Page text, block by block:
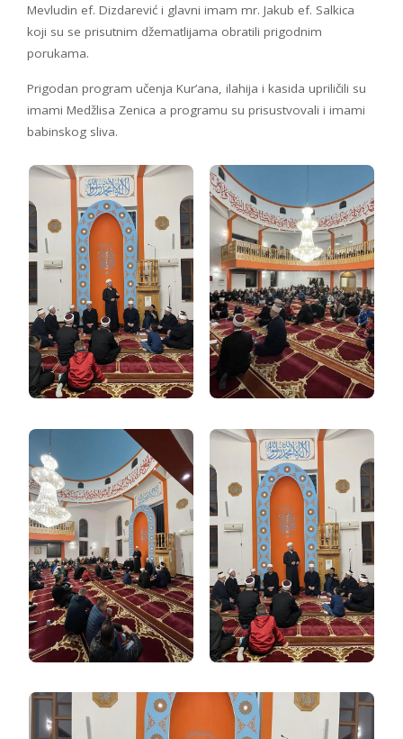
Mevludin ef. Dizdarević i glavni imam mr. Jakub ef. Salkica
koji su se prisutnim džematlijama obratili prigodnim
porukama.
Prigodan program učenja Kur’ana, ilahija i kasida upriličili su
imami Medžlisa Zenica a programu su prisustvovali i imami
babinskog sliva.